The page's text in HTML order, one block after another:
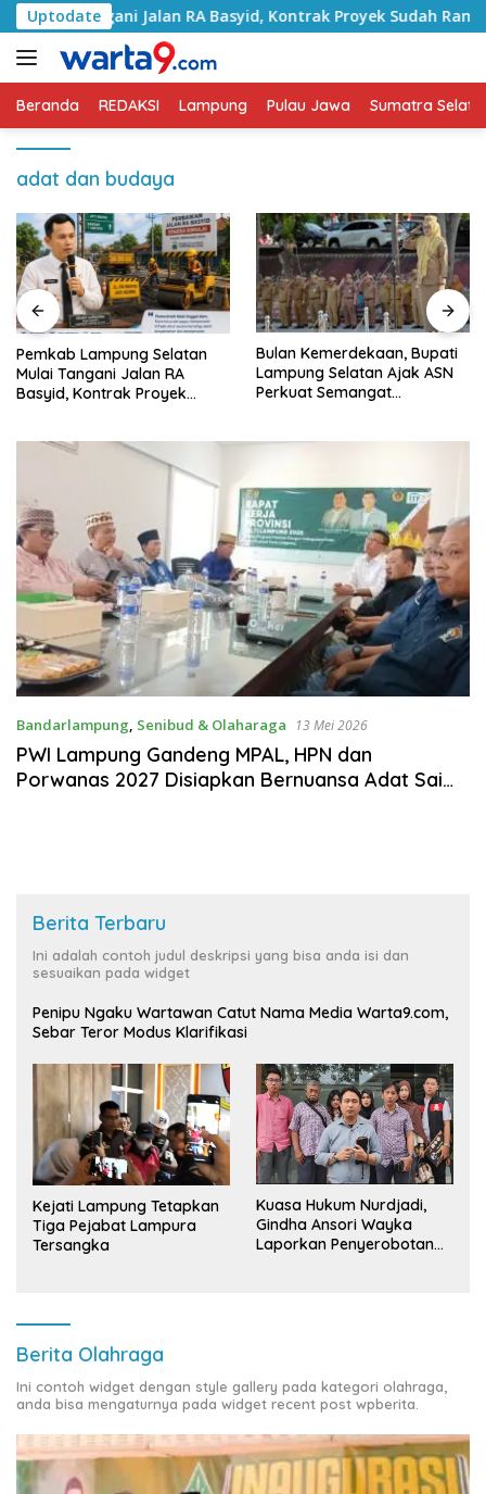
Langsung
ke
konten
UptodateJalan RA Basyid, Kontrak Proyek Sudah Rampung
Beranda REDAKSI Lampung Pulau Jawa Sumatra
adat dan budaya
Bulan Kemerdekaan, Bupati
Lampung Selatan Ajak ASN
Perkuat Semangat
Sekda Lampung Selatan
Minta Perangkat Daerah
Perkuat Keterbukaan
Bandarlampung, Senibud & Olaharaga 13 Mei 2026
PWI Lampung Gandeng MPAL, HPN dan
Porwanas 2027 Disiapkan Bernuansa Adat Sai
Berita Terbaru
Ini adalah contoh judul deskripsi yang bisa anda isi dan
sesuaikan pada widget
Penipu Ngaku Wartawan Catut Nama Media Warta9.com,
Sebar Teror Modus Klarifikasi
Kejati Lampung Tetapkan
Tiga Pejabat Lampura
Tersangka
Kuasa Hukum Nurdjadi,
Gindha Ansori Wayka
Laporkan Penyerobotan
Berita Olahraga
Ini contoh widget dengan style gallery pada kategori olahraga,
anda bisa mengaturnya pada widget recent post wpberita.